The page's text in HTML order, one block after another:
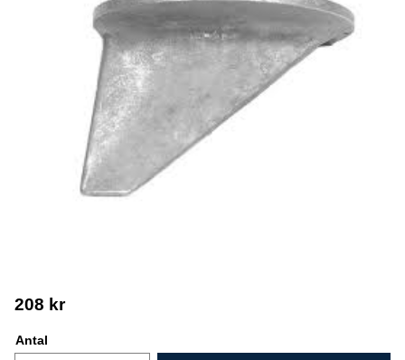
208 kr
Antal